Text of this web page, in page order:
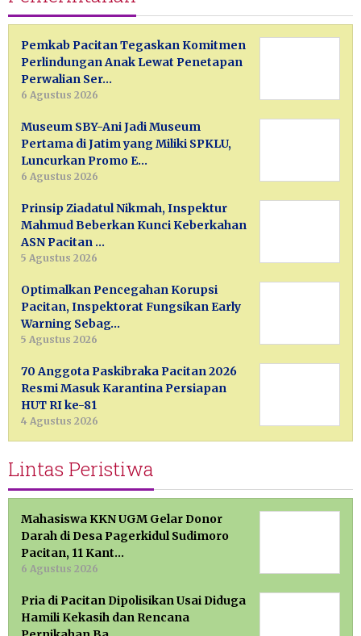
Pemkab Pacitan Tegaskan Komitmen
Perlindungan Anak Lewat Penetapan
Perwalian Ser…
6 Agustus 2026
Museum SBY-Ani Jadi Museum
Pertama di Jatim yang Miliki SPKLU,
Luncurkan Promo E…
6 Agustus 2026
Prinsip Ziadatul Nikmah, Inspektur
Mahmud Beberkan Kunci Keberkahan
ASN Pacitan …
5 Agustus 2026
Optimalkan Pencegahan Korupsi
Pacitan, Inspektorat Fungsikan Early
Warning Sebag…
5 Agustus 2026
70 Anggota Paskibraka Pacitan 2026
Resmi Masuk Karantina Persiapan
HUT RI ke-81
4 Agustus 2026
Lintas Peristiwa
Mahasiswa KKN UGM Gelar Donor
Darah di Desa Pagerkidul Sudimoro
Pacitan, 11 Kant…
6 Agustus 2026
Pria di Pacitan Dipolisikan Usai Diduga
Hamili Kekasih dan Rencana